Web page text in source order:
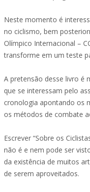
Neste momento é
no ciclismo, bem
Olímpico Internacional –
transforme em um teste
A pretensão desse livro é
que se interessam pelo
cronologia apontando os
os métodos de combate
Escrever “Sobre os
não é e nem pode ser
da existência de muitos
de serem aproveitados.